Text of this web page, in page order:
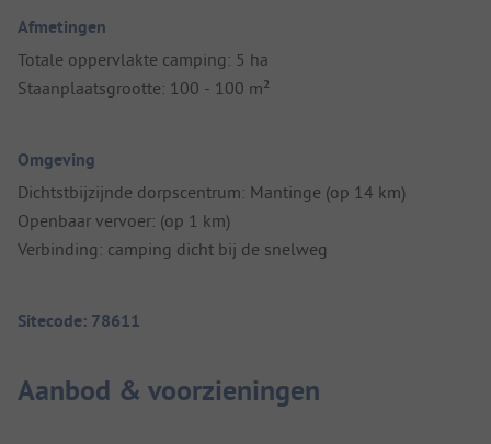
Afmetingen
Totale oppervlakte camping: 5 ha
Staanplaatsgrootte: 100 - 100 m²
Omgeving
Dichtstbijzijnde dorpscentrum: Mantinge (op 14 km)
Openbaar vervoer: (op 1 km)
Verbinding: camping dicht bij de snelweg
Sitecode: 78611
Aanbod & voorzieningen